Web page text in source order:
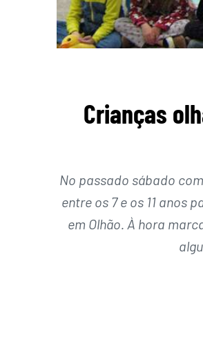
Crianças
No passado sábado
entre os 7 e os 11 anos
em Olhão. À hora